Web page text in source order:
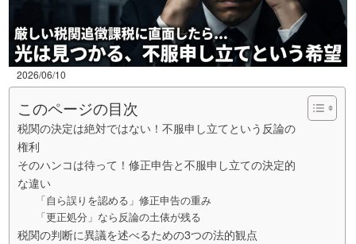
2026/06/10
このページの目次
税関の決定は絶対ではない！不服申し立てという反論の
権利
そのハンコは待って！修正申告と不服申し立ての決定的
な違い
「自ら誤りを認める」修正申告の重み
「更正処分」なら反論の土俵が残る
税関の判断に異議を述べるための3つの法的観点